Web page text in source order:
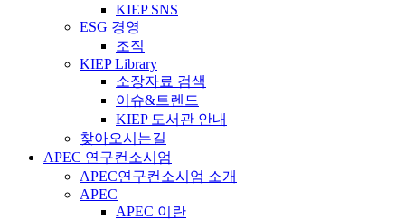
KIEP SNS
ESG 경영
조직
KIEP Library
소장자료 검색
이슈&트렌드
KIEP 도서관 안내
찾아오시는길
APEC 연구컨소시엄
APEC연구컨소시엄 소개
APEC
APEC 이란